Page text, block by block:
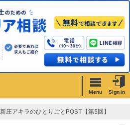
Menu Sign in
新庄アキラのひとりごとPOST【第5回】